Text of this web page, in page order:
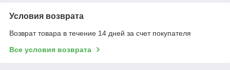
Условия возврата
Возврат товара в течение 14 дней за счет покупателя
Все условия возврата